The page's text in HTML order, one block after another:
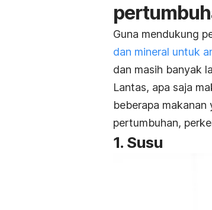
Guna mendukung
dan mineral untuk
dan masih banyak
Lantas, apa saja
beberapa
pertumbuhan,
1. Susu